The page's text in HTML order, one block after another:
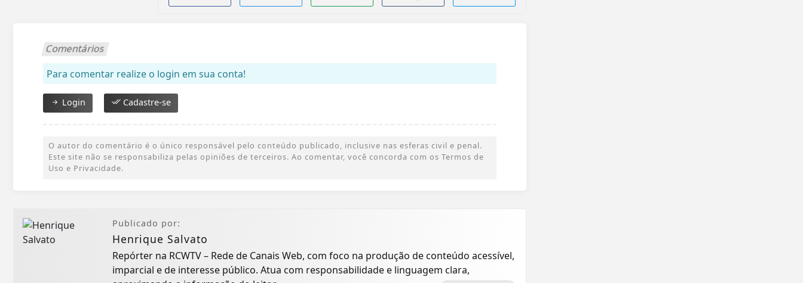
Comentários
Para comentar realize o login em sua conta!
Login Cadastre-se
O autor do comentário é o único responsável pelo conteúdo publicado, inclusive nas esferas civil e penal.
Este site não se responsabiliza pelas opiniões de terceiros. Ao comentar, você concorda com os Termos de
Uso e Privacidade.
Publicado por:
Henrique Salvato
Repórter na RCWTV – Rede de Canais Web, com foco na produção de conteúdo acessível,
imparcial e de interesse público. Atua com responsabilidade e linguagem clara,